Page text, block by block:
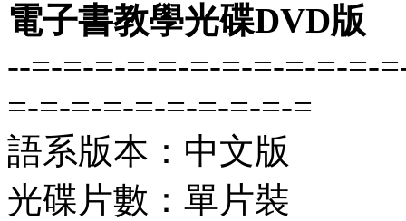
電子書教學光碟DVD版
--=-=-=-=-=-=-=-=-=-=-=-
=-=-=-=-=-=-=-=-=-=
語系版本：中文版
光碟片數：單片裝